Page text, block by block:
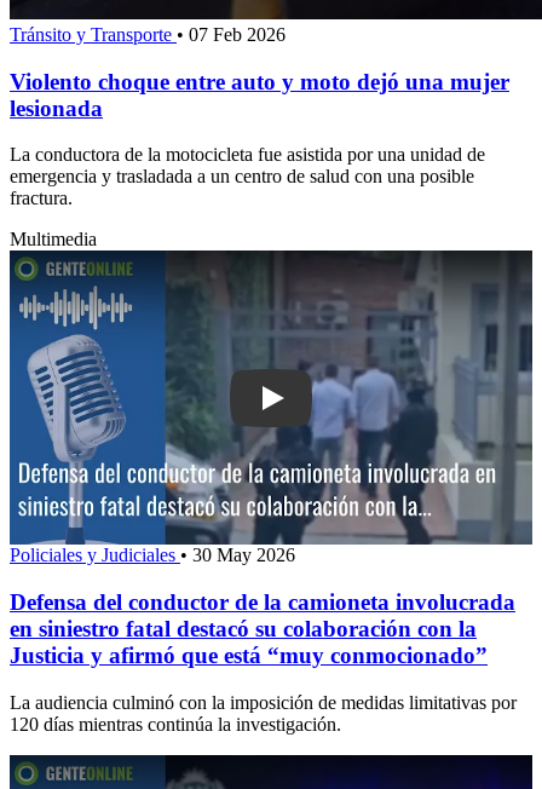
Tránsito y Transporte • 07 Feb 2026
Violento choque entre auto y moto dejó una mujer
lesionada
La conductora de la motocicleta fue asistida por una unidad de
emergencia y trasladada a un centro de salud con una posible
fractura.
Multimedia
Play: Defensa del conductor de la
Policiales y Judiciales • 30 May 2026
Defensa del conductor de la camioneta involucrada
en siniestro fatal destacó su colaboración con la
Justicia y afirmó que está “muy conmocionado”
La audiencia culminó con la imposición de medidas limitativas por
120 días mientras continúa la investigación.